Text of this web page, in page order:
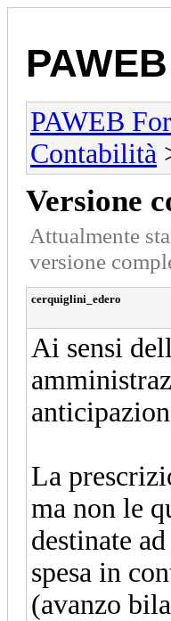
PAWEB
Contabilità
Versione
Attualmente
versione
cerquiglini_edero
Ai sensi
La
ma non le
destinate
spesa in
(avanzo